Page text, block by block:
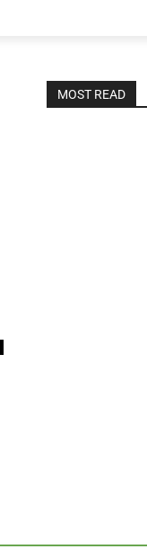
MOST READ